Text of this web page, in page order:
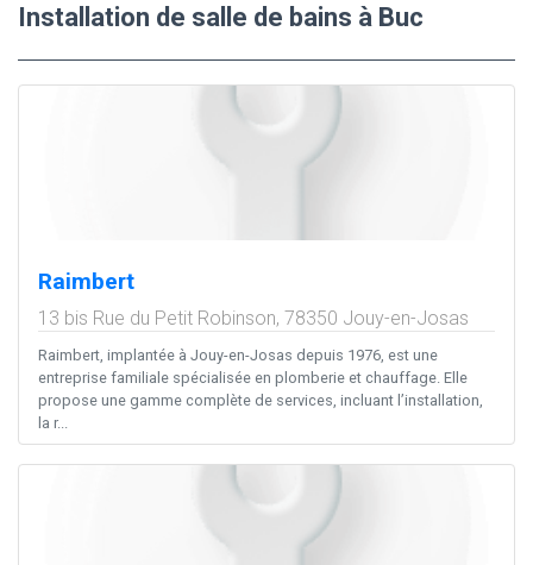
Installation de salle de bains à Buc
Raimbert
13 bis Rue du Petit Robinson, 78350 Jouy-en-Josas
Raimbert, implantée à Jouy-en-Josas depuis 1976, est une
entreprise familiale spécialisée en plomberie et chauffage. Elle
propose une gamme complète de services, incluant l’installation,
la r...